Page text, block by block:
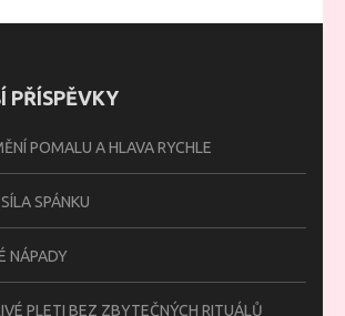
PŘÍSPĚVKY
POMALU A HLAVA RYCHLE
SPÁNKU
NÁPADY
PLETI BEZ ZBYTEČNÝCH RITUÁLŮ